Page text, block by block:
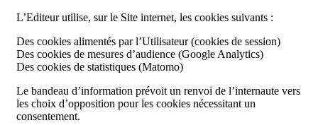
L’Editeur utilise, sur le Site internet, les cookies suivants :
Des cookies alimentés par l’Utilisateur (cookies de session)
Des cookies de mesures d’audience (Google Analytics)
Des cookies de statistiques (Matomo)
Le bandeau d’information prévoit un renvoi de l’internaute vers
les choix d’opposition pour les cookies nécessitant un
consentement.